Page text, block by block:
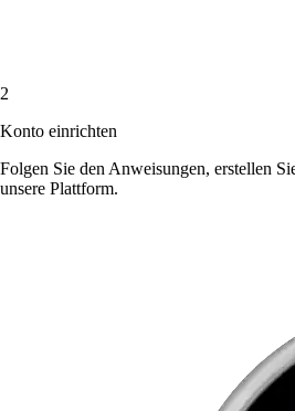
2
Konto einrichten
Folgen Sie den Anweisungen, erstellen
unsere Plattform.